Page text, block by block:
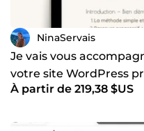
NinaServais
Je vais vous
votre site WordPress
À partir de 219,38 $US